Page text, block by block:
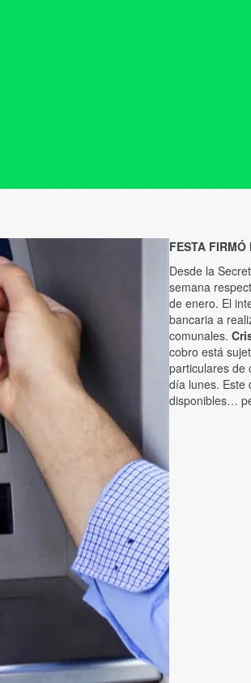
FESTA FIRMÓ
Desde la
semana
de enero. El
bancaria a
comunales.
cobro está
particulares de
día lunes. Este
disponibles…